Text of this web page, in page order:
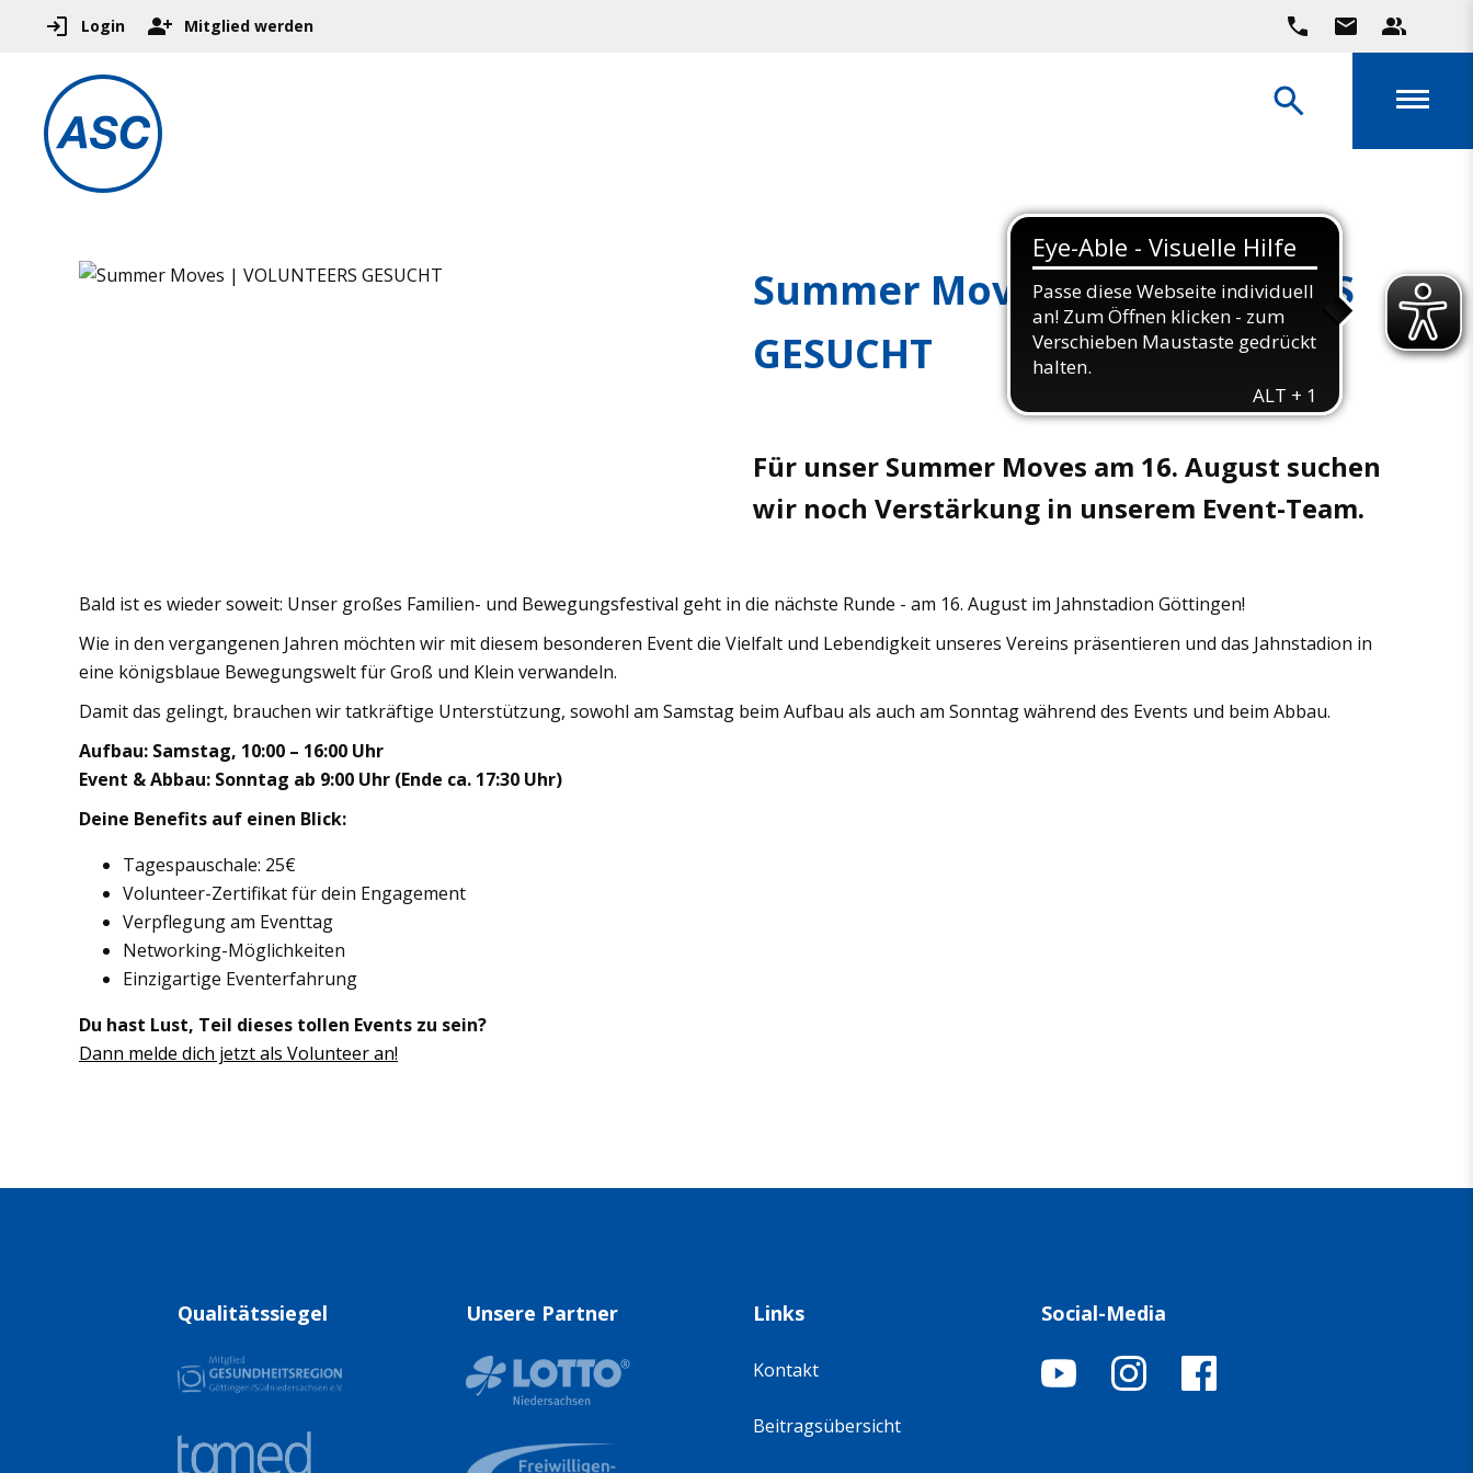
Login Mitglied werden
Summer Moves | VOLUNTEERS
GESUCHT
Für unser Summer Moves am 16. August suchen
wir noch Verstärkung in unserem Event-Team.
Bald ist es wieder soweit: Unser großes Familien- und Bewegungsfestival geht in die nächste Runde - am 16. August im Jahnstadion Göttingen!
Wie in den vergangenen Jahren möchten wir mit diesem besonderen Event die Vielfalt und Lebendigkeit unseres Vereins präsentieren und das Jahnstadion in
eine königsblaue Bewegungswelt für Groß und Klein verwandeln.
Damit das gelingt, brauchen wir tatkräftige Unterstützung, sowohl am Samstag beim Aufbau als auch am Sonntag während des Events und beim Abbau.
Aufbau: Samstag, 10:00 – 16:00 Uhr
Event & Abbau: Sonntag ab 9:00 Uhr (Ende ca. 17:30 Uhr)
Deine Benefits auf einen Blick:
Tagespauschale: 25€
Volunteer-Zertifikat für dein Engagement
Verpflegung am Eventtag
Networking-Möglichkeiten
Einzigartige Eventerfahrung
Du hast Lust, Teil dieses tollen Events zu sein?
Dann melde dich jetzt als Volunteer an!
Qualitätssiegel Unsere Partner Links
Kontakt
Beitragsübersicht
Social-Media